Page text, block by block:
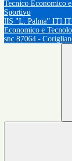
IIS "L. Palma" ITI
Economico e
snc 87064 -